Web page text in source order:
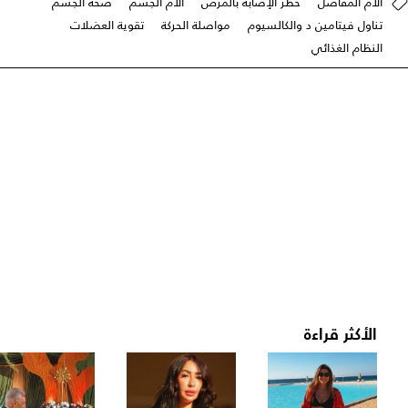
تناول فيتامين د والكالسيوم
مواصلة الحركة
تقوية العضلات
النظام الغذائي
الأكثر قراءة